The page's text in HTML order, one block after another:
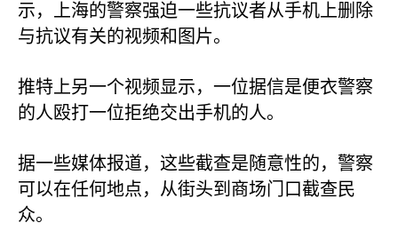
示，上海的警察强迫一些抗议者从手机上删除
与抗议有关的视频和图片。
推特上另一个视频显示，一位据信是便衣警察
的人殴打一位拒绝交出手机的人。
据一些媒体报道，这些截查是随意性的，警察
可以在任何地点，从街头到商场门口截查民
众。